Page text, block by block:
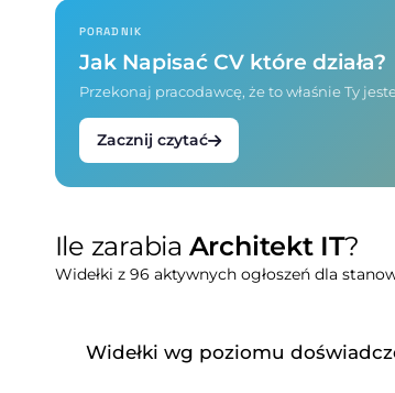
PORADNIK
Jak Napisać CV które działa?
Przekonaj pracodawcę, że to właśnie Ty
Zacznij czytać
Ile zarabia Architekt IT?
Widełki z 96 aktywnych ogłoszeń dla
Widełki wg poziomu